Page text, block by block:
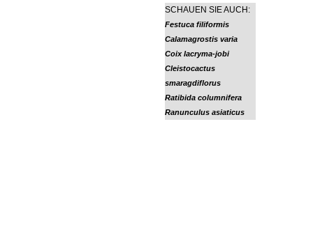
SCHAUEN SIE AUCH:
Festuca filiformis
Calamagrostis varia
Coix lacryma-jobi
Cleistocactus
smaragdiflorus
Ratibida columnifera
Ranunculus asiaticus